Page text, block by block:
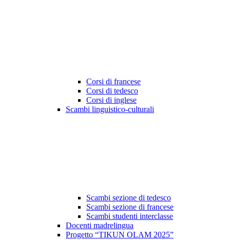
Corsi di francese
Corsi di tedesco
Corsi di inglese
Scambi linguistico-culturali
Scambi sezione di tedesco
Scambi sezione di francese
Scambi studenti interclasse
Docenti madrelingua
Progetto “TIKUN OLAM 2025”